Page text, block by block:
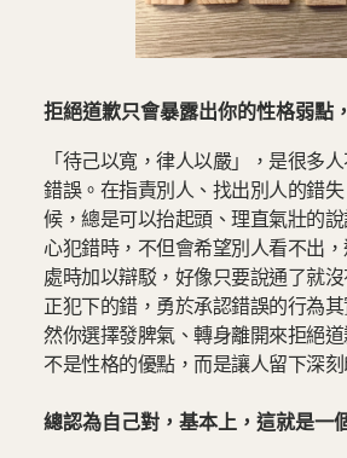
拒絕道歉只會暴露出你的性格弱點
「待己以寬，律人以嚴」，是很多
錯誤。在指責別人、找出別人的錯
候，總是可以抬起頭、理直氣壯的
心犯錯時，不但會希望別人看不出
處時加以辯駁，好像只要說通了就
正犯下的錯，勇於承認錯誤的行為
然你選擇發脾氣、轉身離開來拒絕
不是性格的優點，而是讓人留下深
總認為自己對，基本上，這就是一